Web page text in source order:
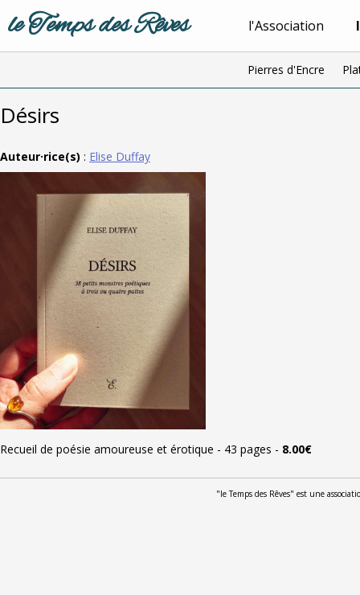
le Temps des Rêves l'Association
Pierres d'Encre
Désirs
Auteur·rice(s) : Elise Duffay
Recueil de poésie amoureuse et érotique - 43 pages - 8.00€
"le Temps des Rêves" est une